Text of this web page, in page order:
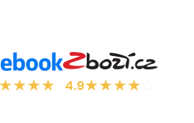
★★★★ 4.9★★★★